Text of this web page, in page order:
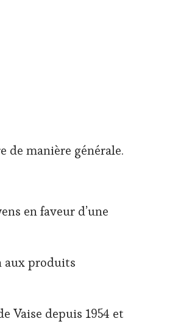
de manière générale.
en faveur d’une
aux produits
Vaise depuis 1954 et